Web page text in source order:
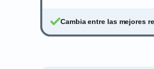
Cambia entre las mejores